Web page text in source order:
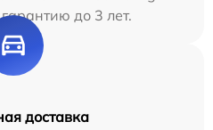
до 3 лет.
доставка